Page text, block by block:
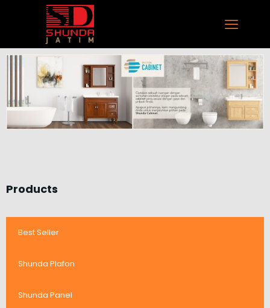
Products
Best Seller
Shunda Plafon
Shunda Panel